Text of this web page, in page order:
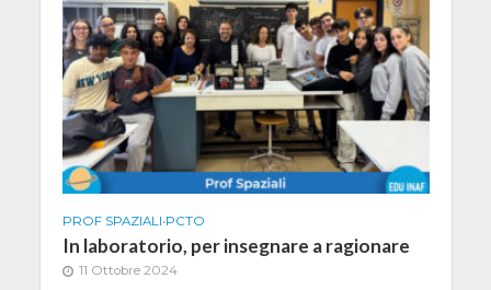
PROF SPAZIALI•PCTO
In laboratorio, per insegnare a ragionare
11 Ottobre 2024